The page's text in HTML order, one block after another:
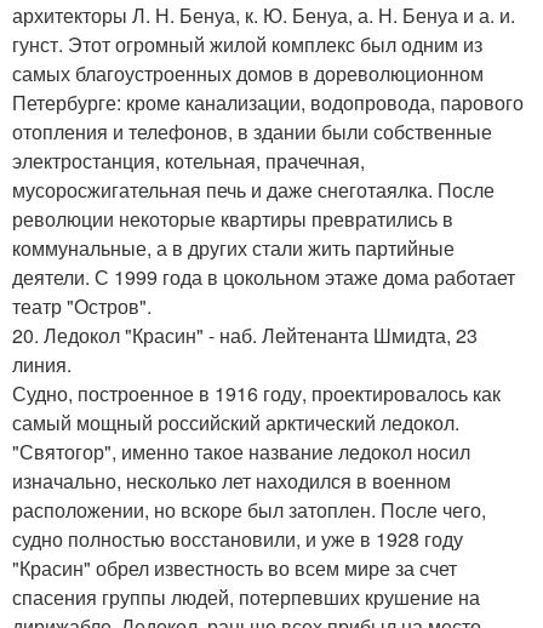
архитекторы Л. Н. Бенуа, к. Ю. Бенуа, а. Н. Бенуа и а. и.
гунст. Этот огромный жилой комплекс был одним из
самых благоустроенных домов в дореволюционном
Петербурге: кроме канализации, водопровода, парового
отопления и телефонов, в здании были собственные
электростанция, котельная, прачечная,
мусоросжигательная печь и даже снеготаялка. После
революции некоторые квартиры превратились в
коммунальные, а в других стали жить партийные
деятели. С 1999 года в цокольном этаже дома работает
театр "Остров".
20. Ледокол "Красин" - наб. Лейтенанта Шмидта, 23
линия.
Судно, построенное в 1916 году, проектировалось как
самый мощный российский арктический ледокол.
"Святогор", именно такое название ледокол носил
изначально, несколько лет находился в военном
расположении, но вскоре был затоплен. После чего,
судно полностью восстановили, и уже в 1928 году
"Красин" обрел известность во всем мире за счет
спасения группы людей, потерпевших крушение на